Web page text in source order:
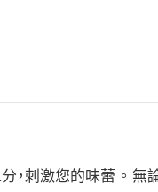
，刺激您的味蕾 。